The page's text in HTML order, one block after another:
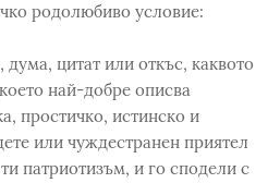
родолюбиво условие:
цитат или откъс, каквото
най-добре описва
простичко, истинско и
или чуждестранен приятел
патриотизъм, и го сподели с